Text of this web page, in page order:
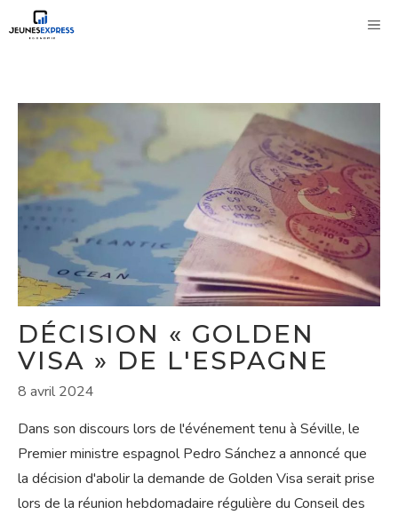
au
DÉCISION « GOLDEN
VISA » DE L'ESPAGNE
8 avril 2024
Dans son discours lors de l'événement tenu à Séville, le
Premier ministre espagnol Pedro Sánchez a annoncé que
la décision d'abolir la demande de Golden Visa serait prise
lors de la réunion hebdomadaire régulière du Conseil des